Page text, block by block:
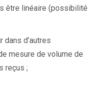
être linéaire (possibilité
d’autres
mesure de volume de
reçus ;